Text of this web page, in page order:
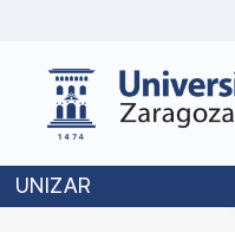
UNIZAR